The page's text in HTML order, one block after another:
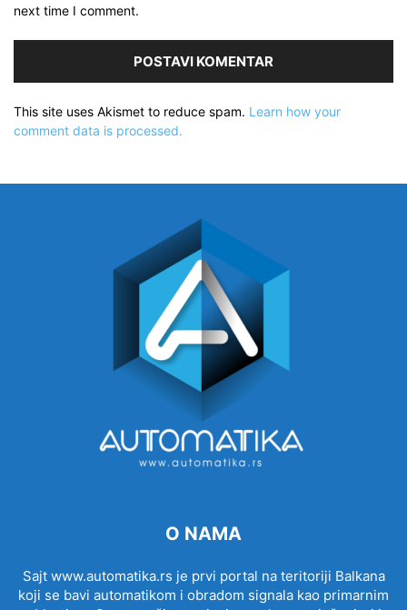
next time I comment.
This site uses Akismet to reduce spam. Learn how your
comment data is processed.
O NAMA
Sajt www.automatika.rs je prvi portal na teritoriji Balkana
koji se bavi automatikom i obradom signala kao primarnim